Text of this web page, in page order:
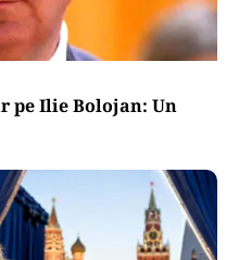
pe Ilie Bolojan: Un